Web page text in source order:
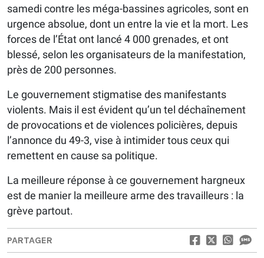
samedi contre les méga-bassines agricoles, sont en
urgence absolue, dont un entre la vie et la mort. Les
forces de l’État ont lancé 4 000 grenades, et ont
blessé, selon les organisateurs de la manifestation,
près de 200 personnes.
Le gouvernement stigmatise des manifestants
violents. Mais il est évident qu’un tel déchaînement
de provocations et de violences policières, depuis
l’annonce du 49-3, vise à intimider tous ceux qui
remettent en cause sa politique.
La meilleure réponse à ce gouvernement hargneux
est de manier la meilleure arme des travailleurs : la
grève partout.
PARTAGER